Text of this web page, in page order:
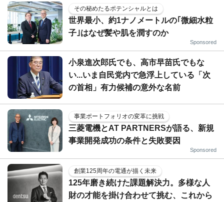
その秘めたるポテンシャルとは
世界最小、約1ナノメートルの｢微細水粒
子｣はなぜ髪や肌を潤すのか
Sponsored
小泉進次郎氏でも、高市早苗氏でもな
い...いま自民党内で急浮上している「次
の首相」有力候補の意外な名前
事業ポートフォリオの変革に挑戦
三菱電機とAT PARTNERSが語る、新規
事業開発成功の条件と失敗要因
Sponsored
創業125周年の電通が描く未来
125年磨き続けた課題解決力。多様な人
財の才能を掛け合わせて挑む、これから